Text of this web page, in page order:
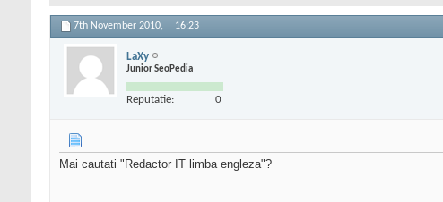
7th November 2010, 16:23
LaXy
Junior SeoPedia
Reputatie: 0
Mai cautati "Redactor IT limba engleza"?